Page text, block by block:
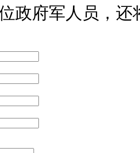
政府军人员，还